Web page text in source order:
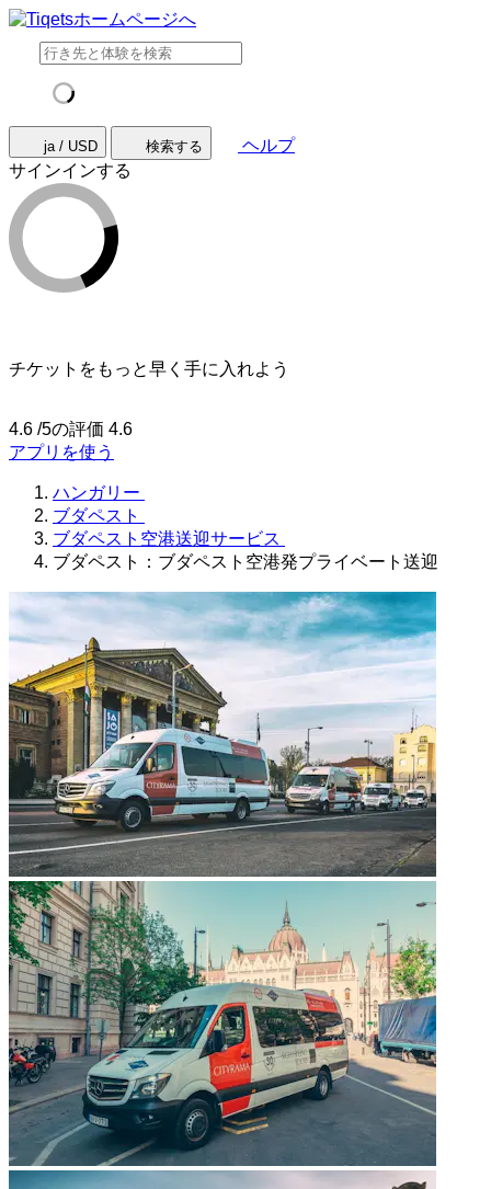
ja / USD 検索する
ヘルプ
サインインする
チケットをもっと早く手に入れよう
4.6 /5の評価 4.6
アプリを使う
ハンガリー
ブダペスト
ブダペスト空港送迎サービス
ブダペスト：ブダペスト空港発プライベート送迎